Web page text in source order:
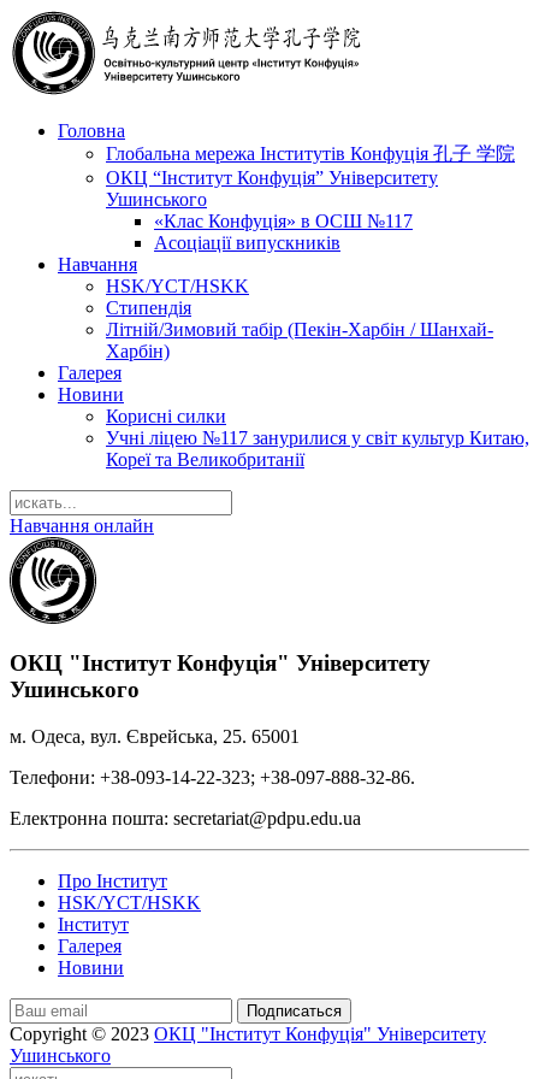
Головна
Глобальна мережа Інститутів Конфуція 孔子 学院
ОКЦ “Інститут Конфуція” Університету
Ушинського
«Клас Конфуція» в ОСШ №117
Асоціації випускників
Навчання
HSK/YCT/HSKK
Стипендія
Літній/Зимовий табір (Пекін-Харбін / Шанхай-
Харбін)
Галерея
Новини
Корисні силки
Учні ліцею №117 занурилися у світ культур Китаю,
Кореї та Великобританії
Навчання онлайн
ОКЦ "Інститут Конфуція" Університету
Ушинського
м. Одеса, вул. Єврейська, 25. 65001
Телефони: +38-093-14-22-323; +38-097-888-32-86.
Електронна пошта: secretariat@pdpu.edu.ua
Про Інститут
HSK/YCT/HSKK
Інститут
Галерея
Новини
Подписаться
Copyright © 2023 ОКЦ "Інститут Конфуція" Університету
Ушинського